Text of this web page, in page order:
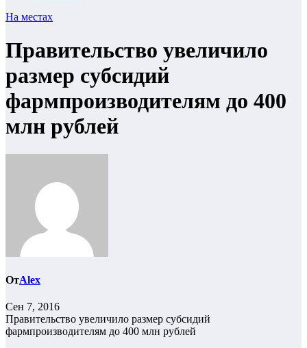
На местах
Правительство увеличило
размер субсидий
фармпроизводителям до 400
млн рублей
ОтAlex
Сен 7, 2016
Правительство увеличило размер субсидий
фармпроизводителям до 400 млн рублей